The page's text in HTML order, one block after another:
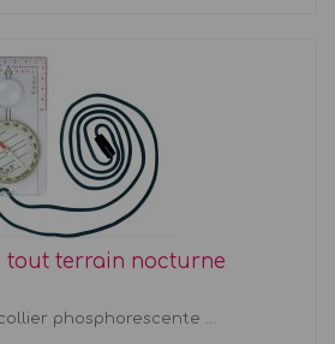
tout terrain nocturne
phosphorescente ...